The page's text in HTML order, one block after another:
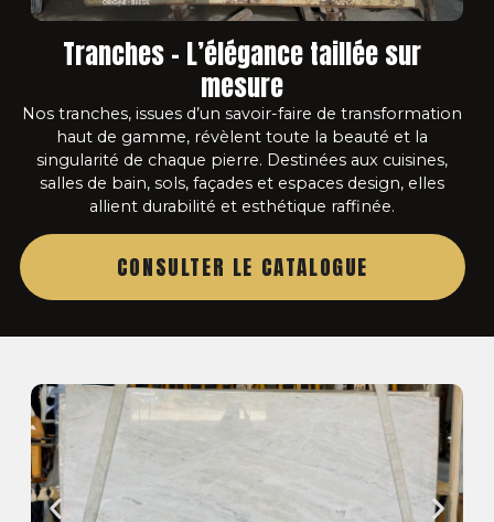
Tranches – L’élégance taillée sur
mesure
Nos tranches, issues d’un savoir-faire de transformation
haut de gamme, révèlent toute la beauté et la
singularité de chaque pierre. Destinées aux cuisines,
salles de bain, sols, façades et espaces design, elles
allient durabilité et esthétique raffinée.
CONSULTER LE CATALOGUE